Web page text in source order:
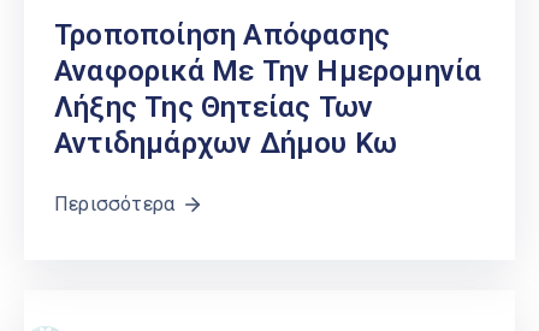
Τροποποίηση Απόφασης
Αναφορικά Με Την Ημερομηνία
Λήξης Της Θητείας Των
Αντιδημάρχων Δήμου Κω
Περισσότερα